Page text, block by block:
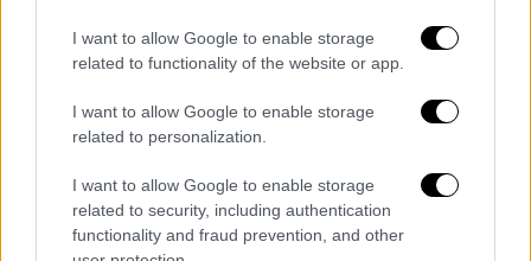
I want to allow Google to enable storage
related to functionality of the website or app.
I want to allow Google to enable storage
related to personalization.
I want to allow Google to enable storage
related to security, including authentication
functionality and fraud prevention, and other
Παραμονή Πρωτοχρονιάς στο OPEN με τον
καλεσμένους για να υποδεχθούμε μαζί το
Τρίτη 31 Δεκεμβρίου στις 21.45 στο